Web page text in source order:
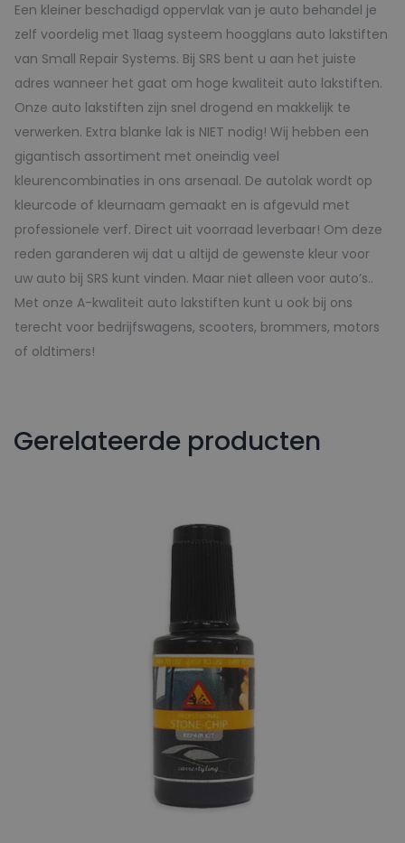
Een kleiner beschadigd oppervlak van je auto behandel je
zelf voordelig met 1laag systeem hoogglans auto lakstiften
van Small Repair Systems. Bij SRS bent u aan het juiste
adres wanneer het gaat om hoge kwaliteit auto lakstiften.
Onze auto lakstiften zijn snel drogend en makkelijk te
verwerken. Extra blanke lak is NIET nodig! Wij hebben een
gigantisch assortiment met oneindig veel
kleurencombinaties in ons arsenaal. De autolak wordt op
kleurcode of kleurnaam gemaakt en is afgevuld met
professionele verf. Direct uit voorraad leverbaar! Om deze
reden garanderen wij dat u altijd de gewenste kleur voor
uw auto bij SRS kunt vinden. Maar niet alleen voor auto’s..
Met onze A-kwaliteit auto lakstiften kunt u ook bij ons
terecht voor bedrijfswagens, scooters, brommers, motors
of oldtimers!
Gerelateerde producten